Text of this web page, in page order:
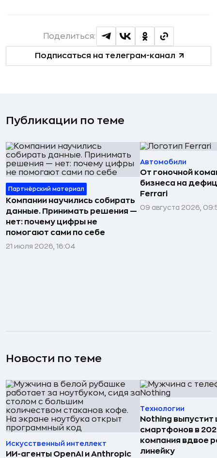
Подписаться на телеграм-канал
Поделиться:
Публикации по теме
Партнёрский материал
Компании научились собирать
данные. Принимать решения —
нет: почему цифры не
помогают сами по себе
21 июля 2026, 16:04
Автомобили
От гоночной
бизнеса на
Ferrari
09 августа 2026,
Новости по теме
Искусственный интеллект
ИИ-агенты OpenAI и Anthropic
Технологии
Nothing выпустит
смартфонов в
компания вдвое
линейку